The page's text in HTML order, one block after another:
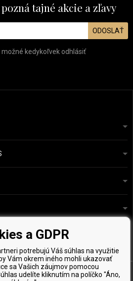
tajné akcie a zľavy
ODOSLAŤ
možné kedykoľvek odhlásiť
do 24 hodín.
podmínky
osobních údajů
plateb a dopravy
příběh
zdarma
Professionals
Organic
a GDPR
potrebujú Váš súhlas na využitie
Vám okrem iného mohli ukazovať
sa Vašich záujmov pomocou
udelíte kliknutím na políčko "Áno,